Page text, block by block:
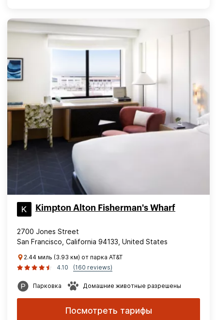
Kimpton Alton Fisherman's Wharf
2700 Jones Street
San Francisco, California 94133, United States
2.44 миль (3.93 км) от парка AT&T
4.10
(160 reviews)
Парковка Домашние животные разрешены
Посмотреть тарифы